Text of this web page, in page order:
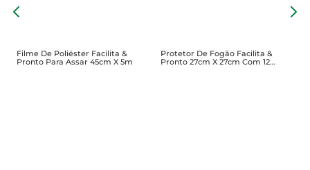
Filme De Poliéster Facilita &
Pronto Para Assar 45cm X 5m
Protetor De Fogão Facilita &
Pronto 27cm X 27cm Com 12
Unidades